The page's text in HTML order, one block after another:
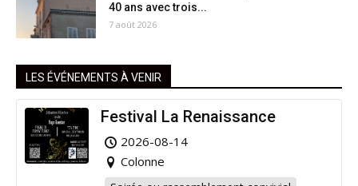
40 ans avec trois...
7 août 2026
LES ÉVÉNEMENTS À VENIR
Festival La Renaissance
2026-08-14
Colonne